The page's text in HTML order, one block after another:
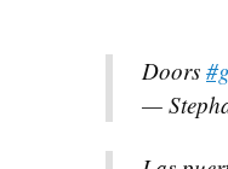
Doors
—